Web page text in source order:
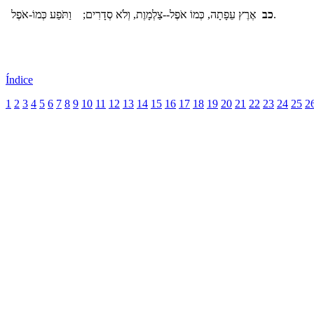
כבאֶרֶץ עֵפָתָה, כְּמוֹ אֹפֶל--צַלְמָוֶת, וְלֹא סְדָרִים; וַתֹּפַע כְּמוֹ-אֹפֶל.
Índice
1 2 3 4 5 6 7 8 9 10 11 12 13 14 15 16 17 18 19 20 21 22 23 24 25